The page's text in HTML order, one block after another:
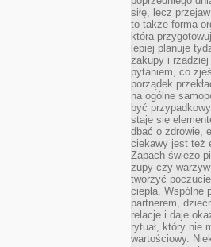
siłę, lecz
to także forma
która
lepiej planuje
zakupy i
pytaniem, co
porządek
na ogólne
być
staje się
dbać o zdrowie,
ciekawy jest też
Zapach świeżo
zupy czy
tworzyć
ciepła. Wspólne
partnerem,
relacje i daje
rytuał, który nie
wartościowy.